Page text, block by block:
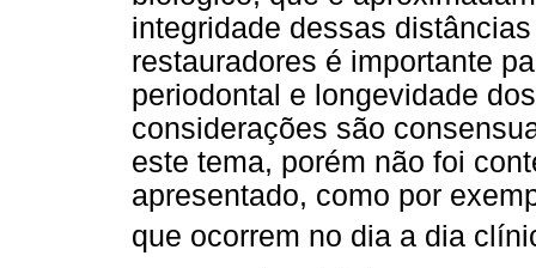
integridade dessas
restauradores é importante
periodontal e longevidade
considerações são
este tema, porém não foi
apresentado, como por
que ocorrem no dia a dia